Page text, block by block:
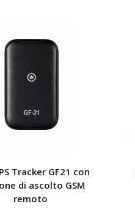
Tracker GF21 con
di ascolto GSM
remoto